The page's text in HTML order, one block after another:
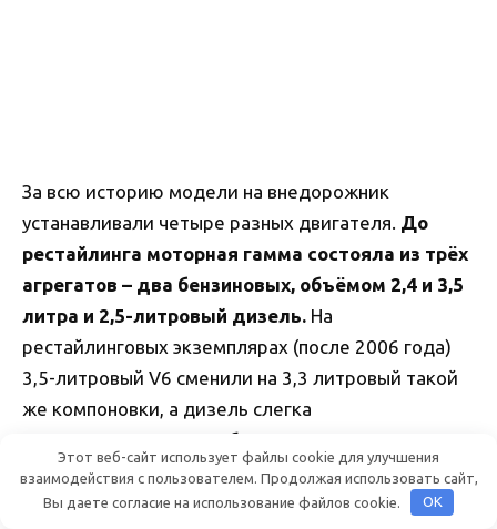
За всю историю модели на внедорожник
устанавливали четыре разных двигателя. До
рестайлинга моторная гамма состояла из трёх
агрегатов – два бензиновых, объёмом 2,4 и 3,5
литра и 2,5-литровый дизель. На
рестайлинговых экземплярах (после 2006 года)
3,5-литровый V6 сменили на 3,3 литровый такой
же компоновки, а дизель слегка
модернизировали, прибавив мощности.
2.4 G4JS – бензиновый, с четырьмя
Этот веб-сайт использует файлы cookie для улучшения
взаимодействия с пользователем. Продолжая использовать сайт,
Вы даете согласие на использование файлов cookie.
OK